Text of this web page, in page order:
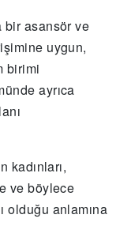
bir asansör ve
uygun,
birimi
ayrıca
kadınları,
ve böylece
olduğu anlamına